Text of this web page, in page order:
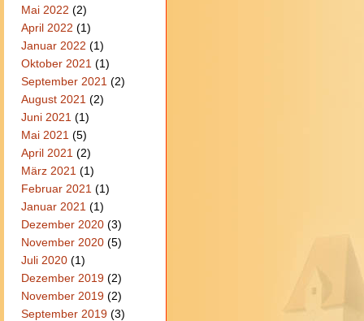
Mai 2022 (2)
April 2022 (1)
Januar 2022 (1)
Oktober 2021 (1)
September 2021 (2)
August 2021 (2)
Juni 2021 (1)
Mai 2021 (5)
April 2021 (2)
März 2021 (1)
Februar 2021 (1)
Januar 2021 (1)
Dezember 2020(3)
November 2020(5)
Juli 2020(1)
Dezember 2019(2)
November 2019(2)
September 2019(3)